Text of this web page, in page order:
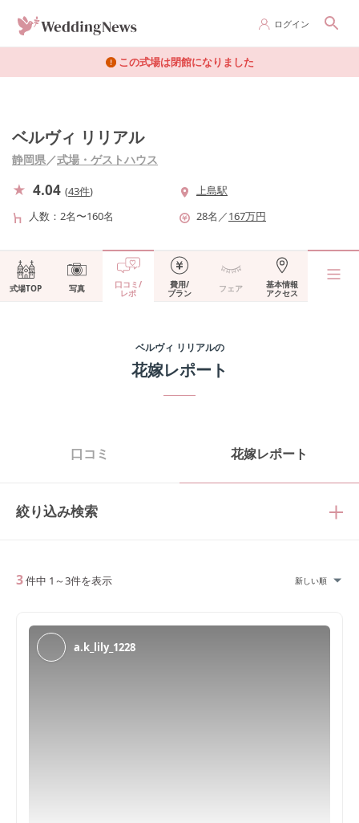
ログイン
この式場は閉館になりました
ベルヴィ リリアル
静岡県／式場・ゲストハウス
4.04 (43件)
上島駅
人数
2名〜160名 28名 ／167万円
式場TOP 写真 口コミ/
レポ
費用/
プラン フェア 基本情報
アクセス
ベルヴィ リリアルの
花嫁レポート
口コミ 花嫁レポート
絞り込み検索
3件中 1 ～3件を表示 新しい順
a.k_lily_1228